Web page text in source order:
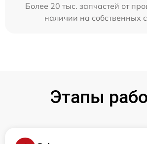
Более 20 тыс. запчастей от
наличии на собственных
Этапы